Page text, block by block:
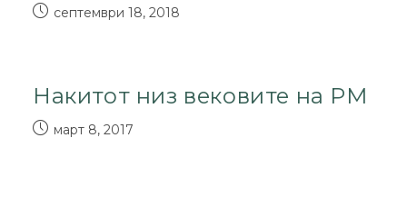
септември 18, 2018
Накитот низ вековите на РМ
март 8, 2017